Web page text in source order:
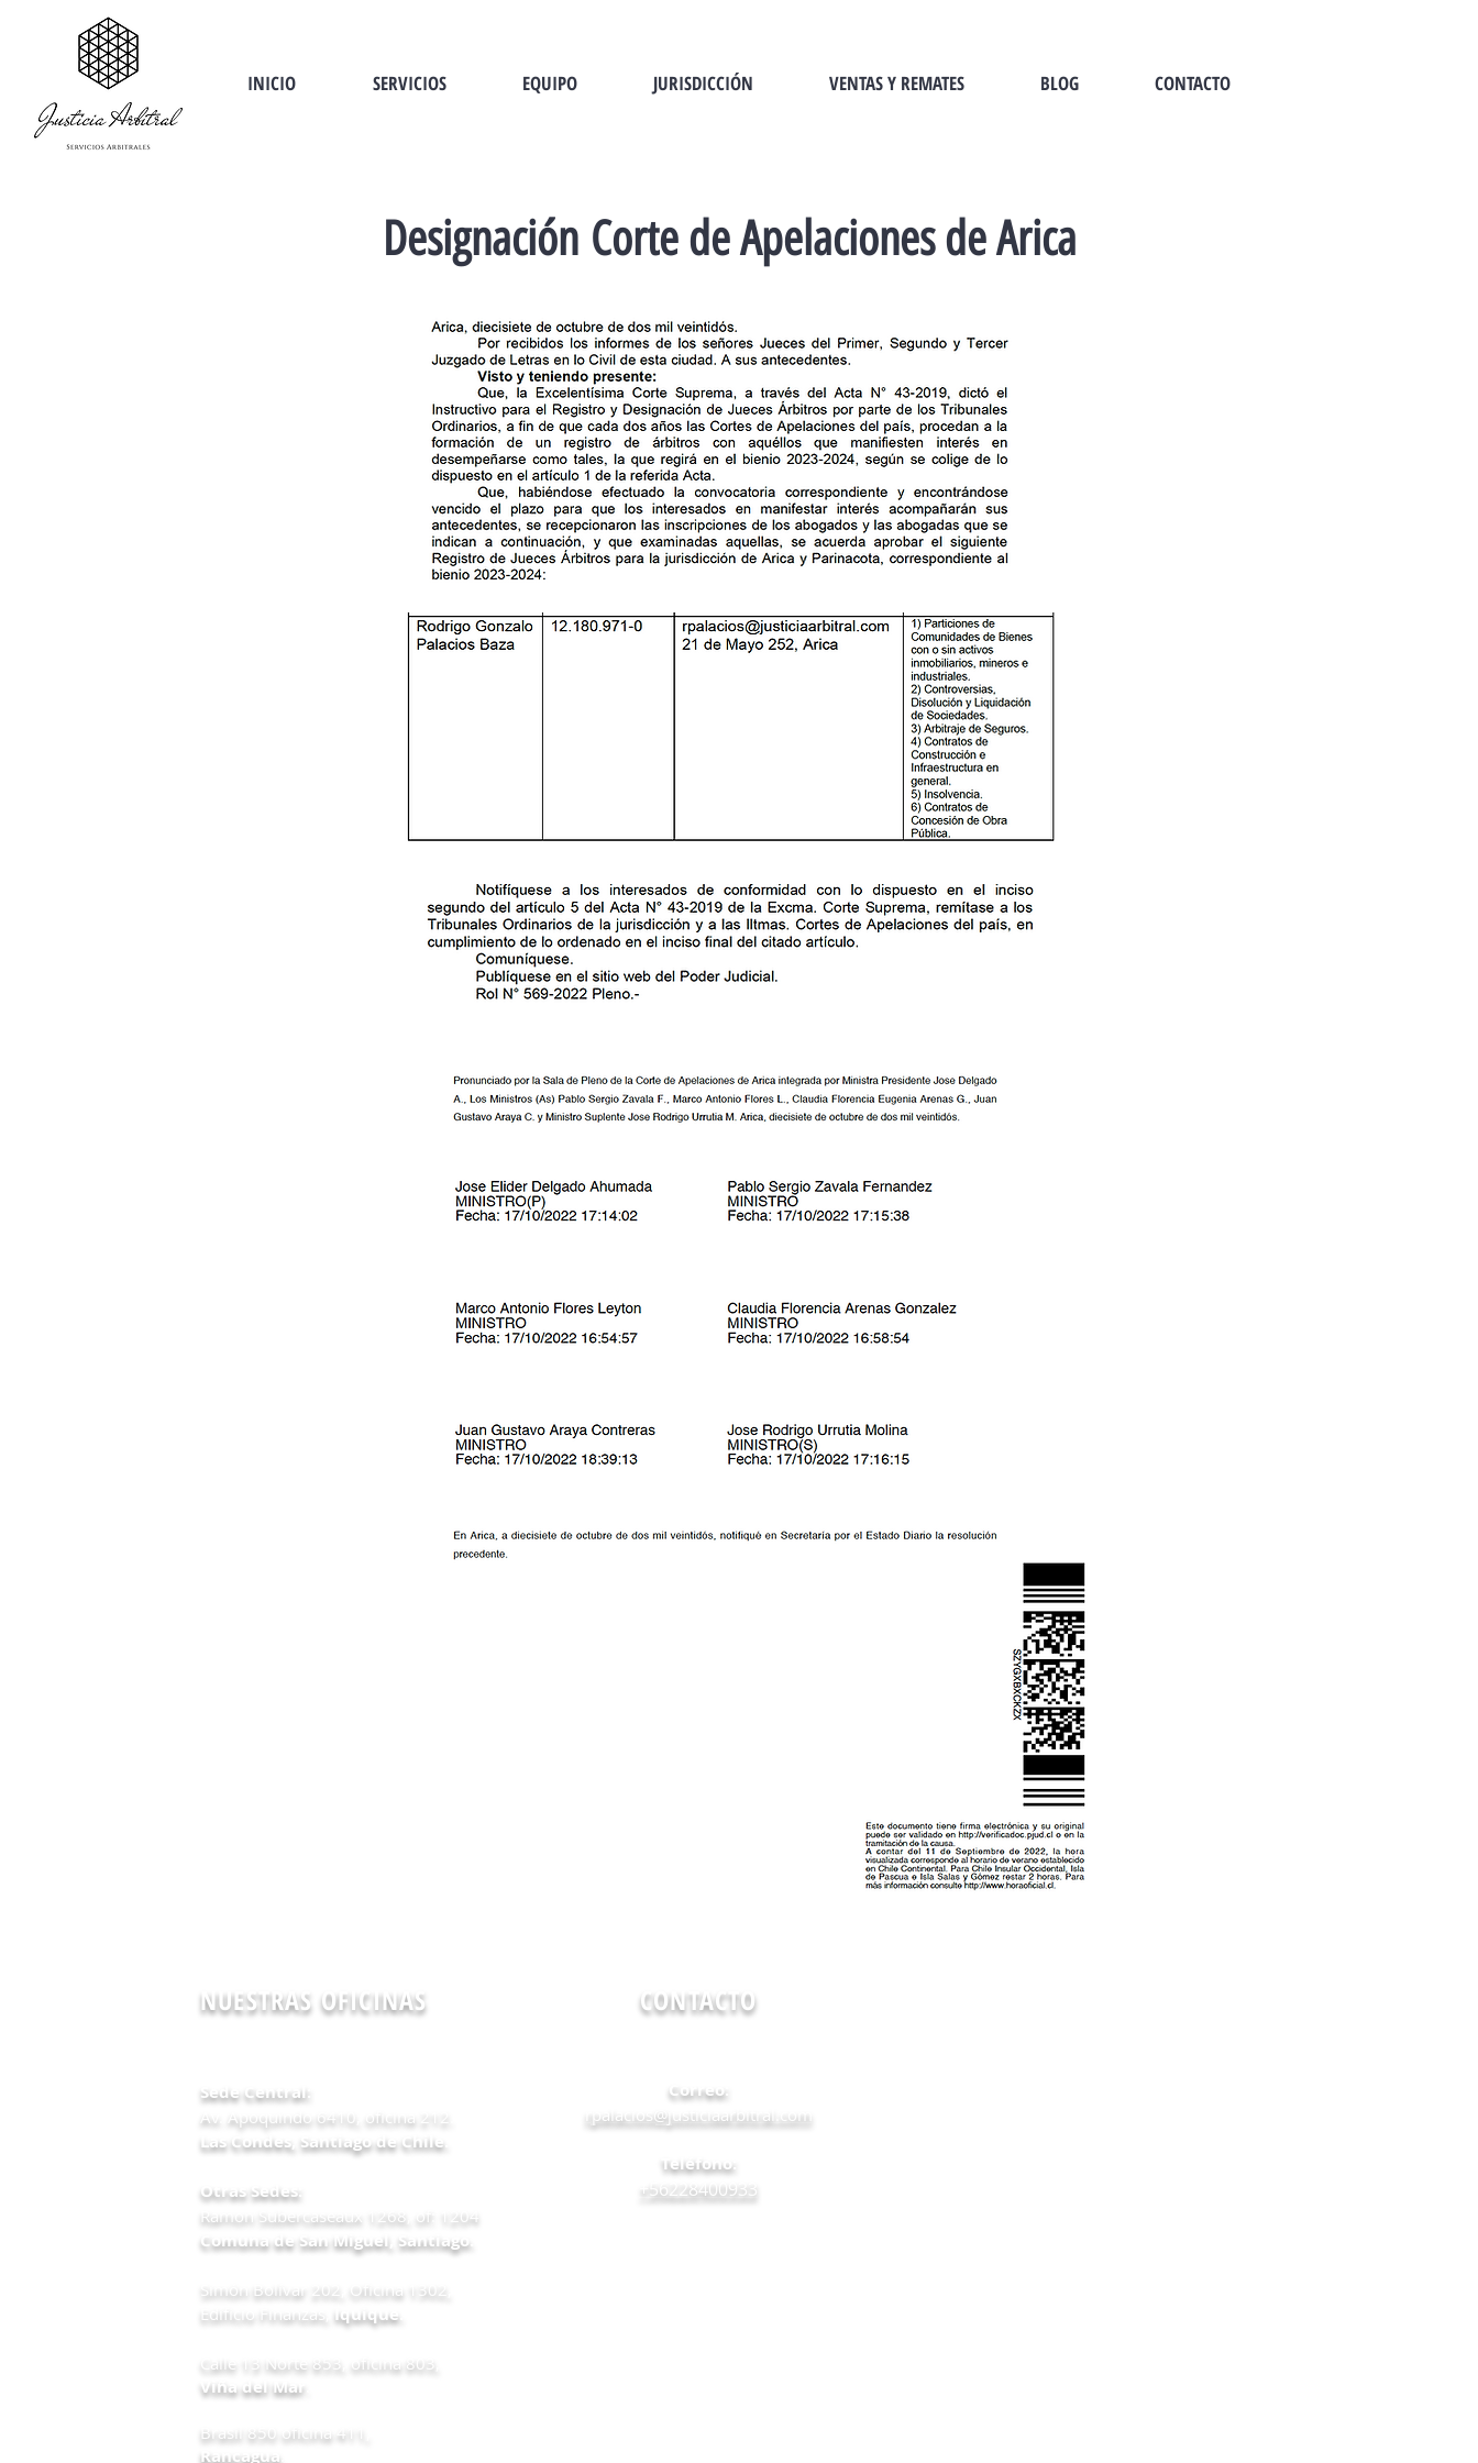
INICIO SERVICIOS EQUIPO JURISDICCIÓN VENTAS Y REMATES BLOG CONTACTO
Designación Corte de Apelaciones de Arica
NUESTRAS OFICINAS
Sede Central:
Av. Apoquindo 6410, oficina 212.
Las Condes, Santiago de Chile.
Otras Sedes:
Ramon Subercaseaux 1268, of: 1204
Comuna de San Miguel, Santiago.
Simón Bolívar 202, Oficina 1302,
Edificio Finanzas, Iquique.
Calle 13 Norte 853, oficina 803,
Viña del Mar
Brasil 850 oficina 411,
Rancagua
CONTACTO
Correo:
rpalacios@justiciaarbitral.com
Teléfono:
+56228400933